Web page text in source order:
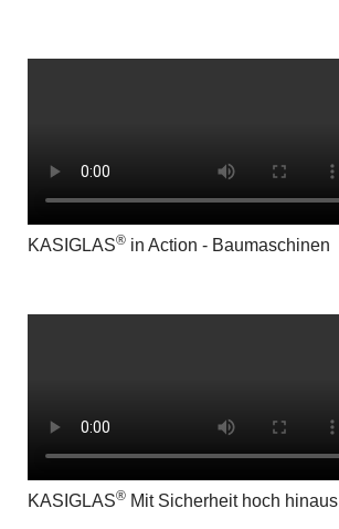
KASIGLAS® in Action - Baumaschinen
KASIGLAS® Mit Sicherheit hoch hinaus